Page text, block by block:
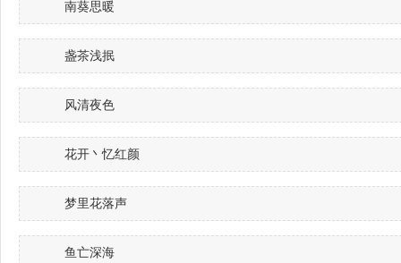
南葵思暖
盏茶浅抿
风清夜色
花开丶忆红颜
梦里花落声
鱼亡深海